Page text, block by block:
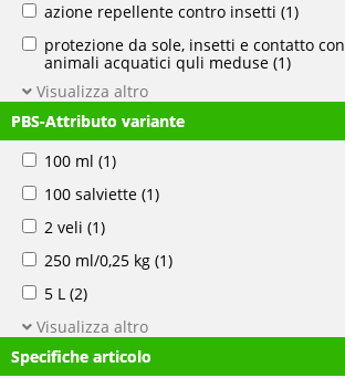
azione repellente contro insetti (1)
protezione da sole, insetti e contatto con
animali acquatici quli meduse (1)
Visualizza altro
PBS-Attributo variante
100 ml (1)
100 salviette (1)
2 veli (1)
250 ml/0,25 kg (1)
5 L (2)
Visualizza altro
Specifiche articolo